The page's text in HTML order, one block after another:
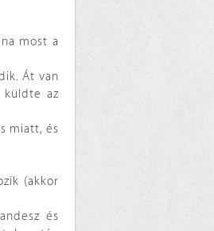
most a
Át van
küldte az
miatt, és
(akkor
és